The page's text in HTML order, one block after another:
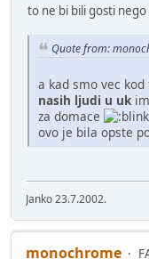
to ne bi bili gosti nego
Quote from:
a kad smo vec
nasih ljudi u uk
za domace
ovo je bila opste
Janko 23.7.2002.
monochrome